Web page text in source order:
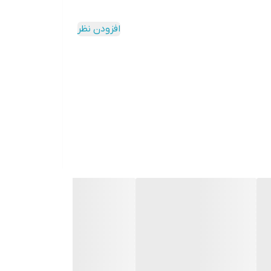
افزودن نظر